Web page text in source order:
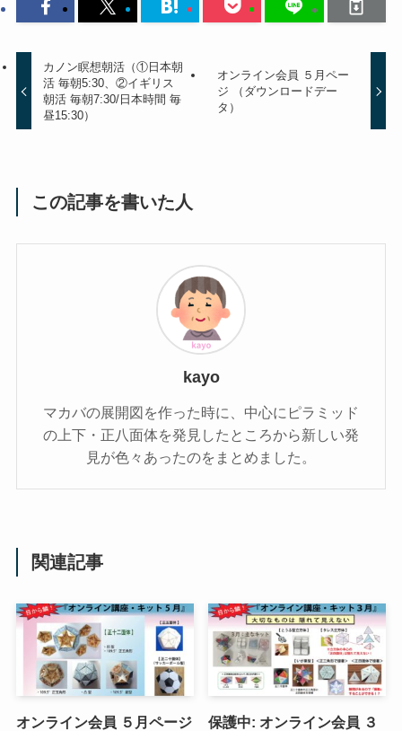
カノン瞑想朝活（①日本朝
活 毎朝5:30、②イギリス
朝活 毎朝7:30/日本時間 毎
昼15:30）
オンライン会員 ５月ペー
ジ （ダウンロードデー
タ）
この記事を書いた人
kayo
マカバの展開図を作った時に、中心にピラミッド
の上下・正八面体を発見したところから新しい発
見が色々あったのをまとめました。
関連記事
オンライン会員 ５月ページ
保護中: オンライン会員 ３